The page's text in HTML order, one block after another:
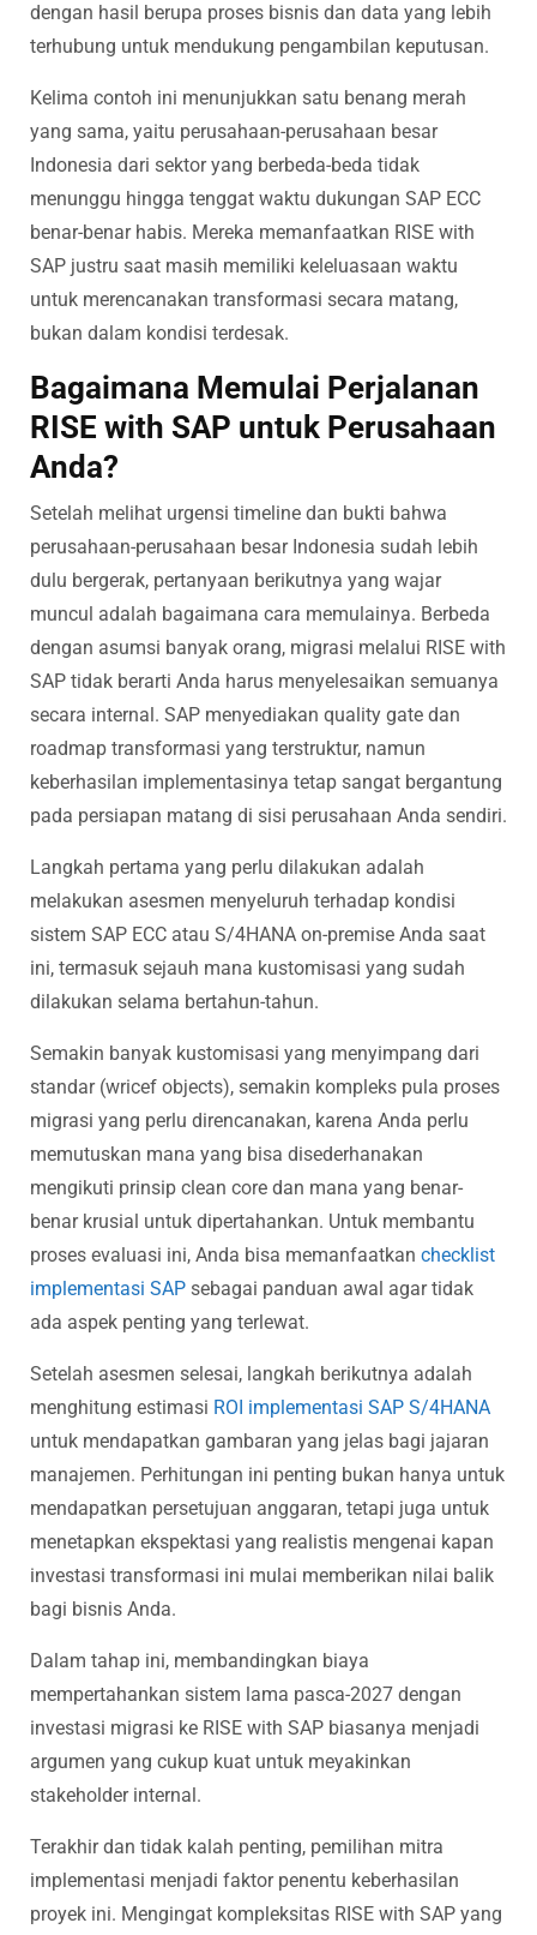
dengan hasil berupa proses bisnis dan data yang lebih
terhubung untuk mendukung pengambilan keputusan.
Kelima contoh ini menunjukkan satu benang merah
yang sama, yaitu perusahaan-perusahaan besar
Indonesia dari sektor yang berbeda-beda tidak
menunggu hingga tenggat waktu dukungan SAP ECC
benar-benar habis. Mereka memanfaatkan RISE with
SAP justru saat masih memiliki keleluasaan waktu
untuk merencanakan transformasi secara matang,
bukan dalam kondisi terdesak.
Bagaimana Memulai Perjalanan
RISE with SAP untuk Perusahaan
Anda?
Setelah melihat urgensi timeline dan bukti bahwa
perusahaan-perusahaan besar Indonesia sudah lebih
dulu bergerak, pertanyaan berikutnya yang wajar
muncul adalah bagaimana cara memulainya. Berbeda
dengan asumsi banyak orang, migrasi melalui RISE with
SAP tidak berarti Anda harus menyelesaikan semuanya
secara internal. SAP menyediakan quality gate dan
roadmap transformasi yang terstruktur, namun
keberhasilan implementasinya tetap sangat bergantung
pada persiapan matang di sisi perusahaan Anda sendiri.
Langkah pertama yang perlu dilakukan adalah
melakukan asesmen menyeluruh terhadap kondisi
sistem SAP ECC atau S/4HANA on-premise Anda saat
ini, termasuk sejauh mana kustomisasi yang sudah
dilakukan selama bertahun-tahun.
Semakin banyak kustomisasi yang menyimpang dari
standar (wricef objects), semakin kompleks pula proses
migrasi yang perlu direncanakan, karena Anda perlu
memutuskan mana yang bisa disederhanakan
mengikuti prinsip clean core dan mana yang benar-
benar krusial untuk dipertahankan. Untuk membantu
proses evaluasi ini, Anda bisa memanfaatkan checklist
implementasi SAP sebagai panduan awal agar tidak
ada aspek penting yang terlewat.
Setelah asesmen selesai, langkah berikutnya adalah
menghitung estimasi ROI implementasi SAP S/4HANA
untuk mendapatkan gambaran yang jelas bagi jajaran
manajemen. Perhitungan ini penting bukan hanya untuk
mendapatkan persetujuan anggaran, tetapi juga untuk
menetapkan ekspektasi yang realistis mengenai kapan
investasi transformasi ini mulai memberikan nilai balik
bagi bisnis Anda.
Dalam tahap ini, membandingkan biaya
mempertahankan sistem lama pasca-2027 dengan
investasi migrasi ke RISE with SAP biasanya menjadi
argumen yang cukup kuat untuk meyakinkan
stakeholder internal.
Terakhir dan tidak kalah penting, pemilihan mitra
implementasi menjadi faktor penentu keberhasilan
proyek ini. Mengingat kompleksitas RISE with SAP yang